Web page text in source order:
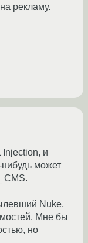
рекламу.
Injection, и
нибудь может
CMS.
Nuke,
Мне бы
но